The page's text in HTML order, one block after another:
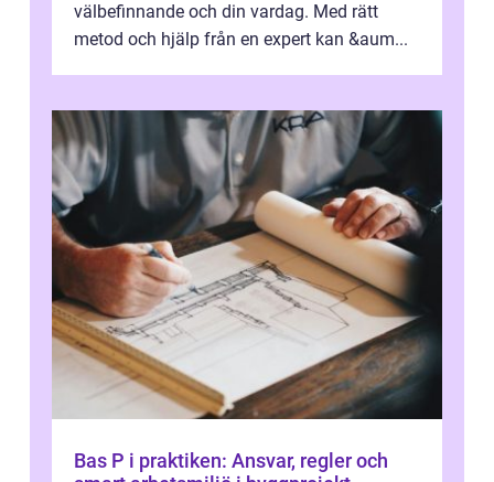
välbefinnande och din vardag. Med rätt
metod och hjälp från en expert kan &aum...
Bas P i praktiken: Ansvar, regler och